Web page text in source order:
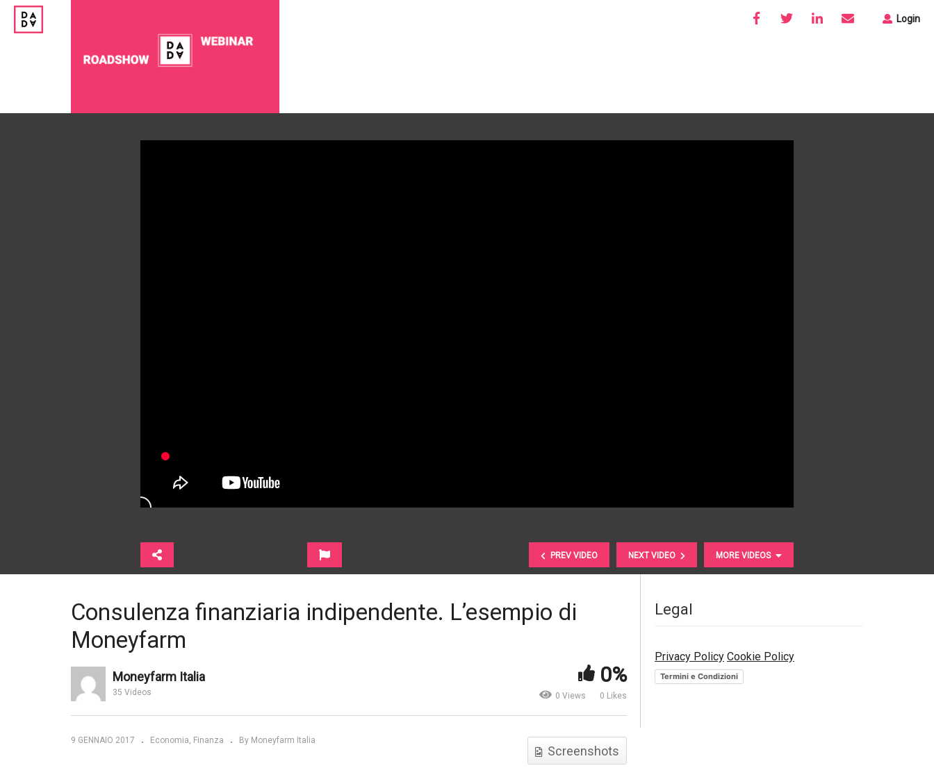
Login
PREV VIDEO NEXT VIDEO MORE VIDEOS
Investire il risparmio con il
SGR
Innovare e diversificare per
crescere. Mercati che fare
Consulenza finanziaria indipendente. L’esempio di
Moneyfarm
Moneyfarm Italia
35 Videos
0%
0 Views 0 Likes
9 GENNAIO 2017 Economia Finanza By Moneyfarm Italia
Screenshots
Legal
Privacy Policy Cookie Policy
Termini e Condizioni